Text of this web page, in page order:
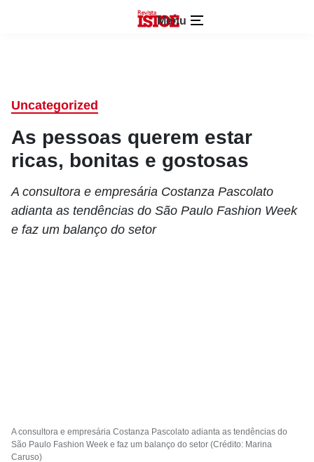
Menu
Uncategorized
As pessoas querem estar
ricas, bonitas e gostosas
A consultora e empresária Costanza Pascolato
adianta as tendências do São Paulo Fashion Week
e faz um balanço do setor
A consultora e empresária Costanza Pascolato adianta as tendências do
São Paulo Fashion Week e faz um balanço do setor (Crédito: Marina
Caruso)